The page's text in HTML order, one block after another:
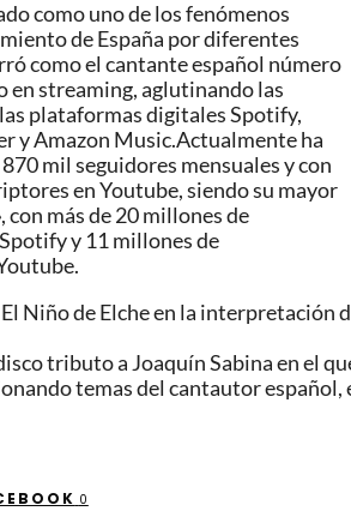
como uno de los fenómenos
de España por diferentes
como el cantante español número
en streaming, aglutinando las
plataformas digitales Spotify,
y Amazon Music.Actualmente ha
mil seguidores mensuales y con
en Youtube, siendo su mayor
con más de 20 millones de
y 11 millones de
El NiñodeElcheen la interpretación
tributoa JoaquínSabinaenel
temasdel cantautorespañol,
0